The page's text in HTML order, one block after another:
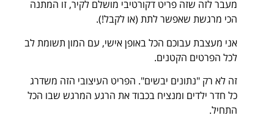
​מעבר לזה שזה פריט דקורטיבי מושלם לקיר, זו המתנה
הכי מרגשת שאפשר לתת (או לקבל!).
אני מעצבת עבוכם הכל באופן אישי, עם המון תשומת לב
לכל הפרטים הקטנים.
זה לא רק "נתונים יבשים". הפריט העיצובי הזה משדרג
כל חדר ילדים ומנציח בכבוד את הרגע המרגש שבו הכל
התחיל.